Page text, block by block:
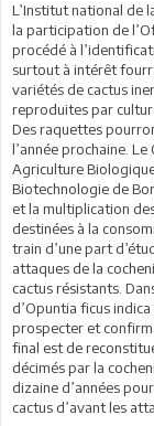
L’Institut national de
la participation de
procédé à
surtout à intérêt
variétés de cactus
reproduites par
Des raquettes
l’année prochaine.
Agriculture
Biotechnologie de
et la multiplication
destinées à la
train d’une part
attaques de la
cactus résistants.
d’Opuntia ficus
prospecter et
final est de
décimés par la
dizaine d’années
cactus d’avant les